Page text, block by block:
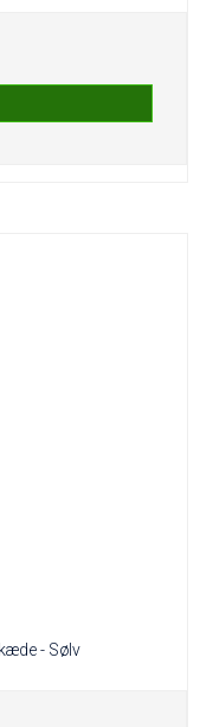
- Sølv